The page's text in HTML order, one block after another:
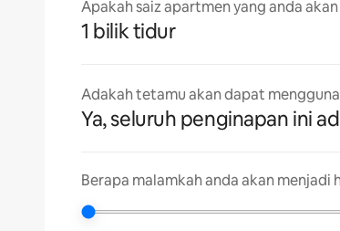
Apakah saiz apartmen yang anda
1 bilik tidur
Adakah tetamu akan dapat
Ya, seluruh penginapan ini
Berapa malamkah anda akan menjadi